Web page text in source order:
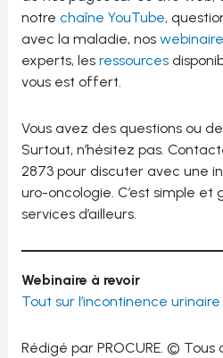
notre chaîne YouTube,
avec la maladie, nos
experts, les ressources
vous est offert.
Vous avez des questions ou
Surtout, n’hésitez pas.
2873 pour discuter avec une
uro-oncologie. C’est simple
services d’ailleurs.
Webinaire à revoir
Tout sur l’incontinence
Rédigé par PROCURE. © Tous